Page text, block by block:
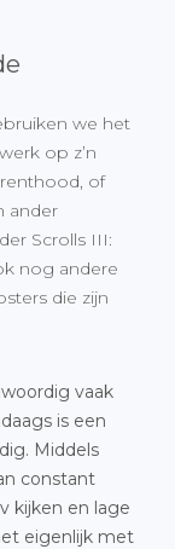
we het
op z’n
of
ander
Scrolls III:
nog andere
die zijn
vaak
is een
Middels
constant
kijken en lage
eigenlijk met